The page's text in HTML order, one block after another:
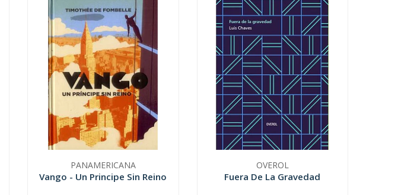
PANAMERICANA
Vango - Un Principe Sin Reino
OVEROL
Fuera De La Gravedad